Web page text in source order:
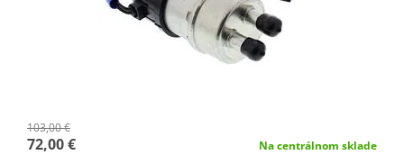
103,00 €
72,00 € Na centrálnom sklade